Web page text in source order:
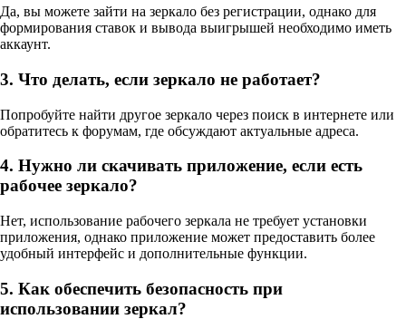
Да, вы можете зайти на зеркало без регистрации, однако для
формирования ставок и вывода выигрышей необходимо иметь
аккаунт.
3. Что делать, если зеркало не работает?
Попробуйте найти другое зеркало через поиск в интернете или
обратитесь к форумам, где обсуждают актуальные адреса.
4. Нужно ли скачивать приложение, если есть
рабочее зеркало?
Нет, использование рабочего зеркала не требует установки
приложения, однако приложение может предоставить более
удобный интерфейс и дополнительные функции.
5. Как обеспечить безопасность при
использовании зеркал?